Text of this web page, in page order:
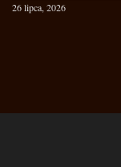
26 lipca, 2026